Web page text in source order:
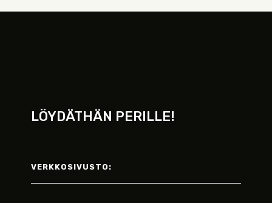
LÖYDÄTHÄN PERILLE!
VERKKOSIVUSTO: